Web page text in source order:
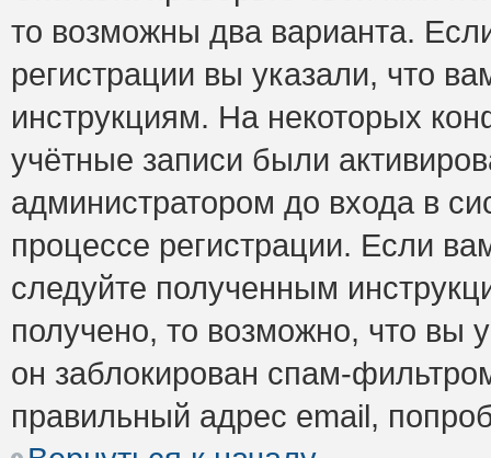
то возможны два варианта.
регистрации вы указали, что
инструкциям. На некоторых
учётные записи были
администратором до входа в
процессе регистрации. Если
следуйте полученным
получено, то возможно, что вы
он заблокирован спам-
правильный адрес email,